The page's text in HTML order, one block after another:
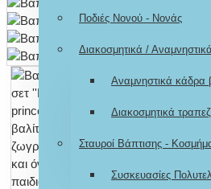
Ποδιές Νονού - Νονάς
Διακοσμητικά / Αναμνηστικά
Αναμνηστικά κάδρα
Διακοσμητικά
Σταυροί Βάπτισης -
Συσκευασίες